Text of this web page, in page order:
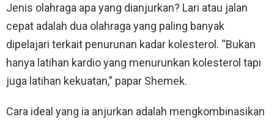
Jenis olahraga apa yang dianjurkan? Lari atau jalan
cepat adalah dua olahraga yang paling banyak
dipelajari terkait penurunan kadar kolesterol. “Bukan
hanya latihan kardio yang menurunkan kolesterol tapi
juga latihan kekuatan,” papar Shemek.
Cara ideal yang ia anjurkan adalah mengkombinasikan